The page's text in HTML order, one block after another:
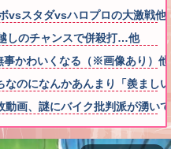
vsスタダvsハロプロの大激戦他
しのチャンスで併殺打…他
かわいくなる（※画像あり）他
のになんかあんまり「羨まし
動画、謎にバイク批判派が湧い